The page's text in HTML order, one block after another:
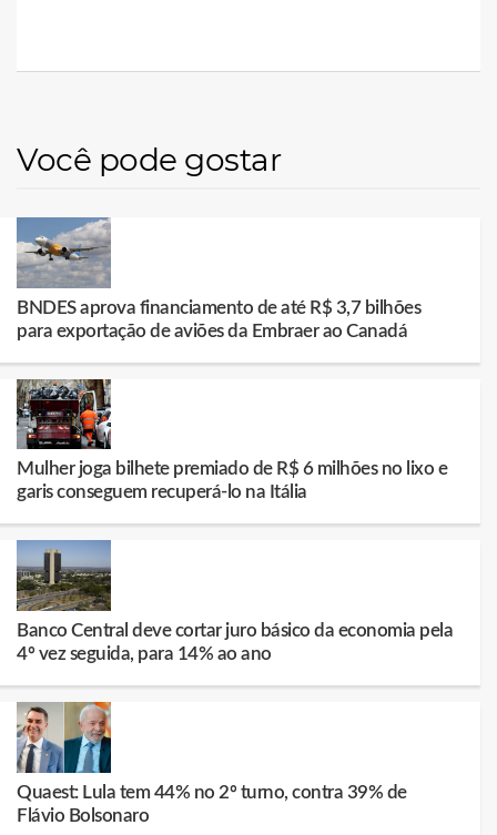
Você pode gostar
BNDES aprova financiamento de até R$ 3,7 bilhões
para exportação de aviões da Embraer ao Canadá
Mulher joga bilhete premiado de R$ 6 milhões no lixo e
garis conseguem recuperá-lo na Itália
Banco Central deve cortar juro básico da economia pela
4º vez seguida, para 14% ao ano
Quaest: Lula tem 44% no 2º turno, contra 39% de
Flávio Bolsonaro